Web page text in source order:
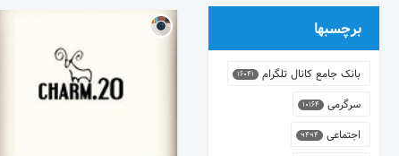
برچسبها
بانک جامع کانال تلگرام 16041
سرگرمی 10164
اجتماعی 9494